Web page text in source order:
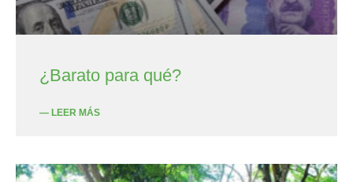
¿Barato para qué?
— LEER MÁS